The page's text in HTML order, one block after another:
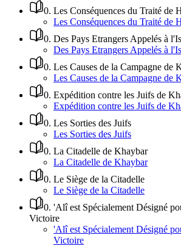
0. Les Conséquences du Traité de
Les Conséquences du Traité de
0. Des Pays Etrangers Appelés à
Des Pays Etrangers Appelés à
0. Les Causes de la Campagne de
Les Causes de la Campagne de
0. Expédition contre les Juifs de
Expédition contre les Juifs de
0. Les Sorties des Juifs
Les Sorties des Juifs
0. La Citadelle de Khaybar
La Citadelle de Khaybar
0. Le Siège de la Citadelle
Le Siège de la Citadelle
0. 'Alî est Spécialement Désigné
Victoire
'Alî est Spécialement Désigné
Victoire